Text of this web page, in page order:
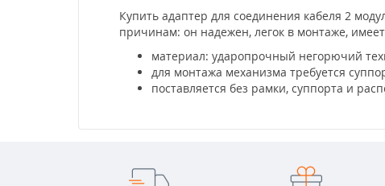
Купить адаптер для соединения кабеля 2
причинам: он надежен, легок в монтаже,
материал: ударопрочный негорючий
для монтажа механизма требуется
поставляется без рамки, суппорта и